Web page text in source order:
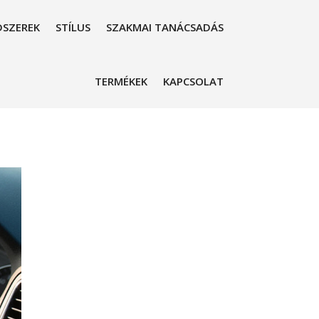
STÍLUS SZAKMAI TANÁCSADÁS
TERMÉKEK KAPCSOLAT